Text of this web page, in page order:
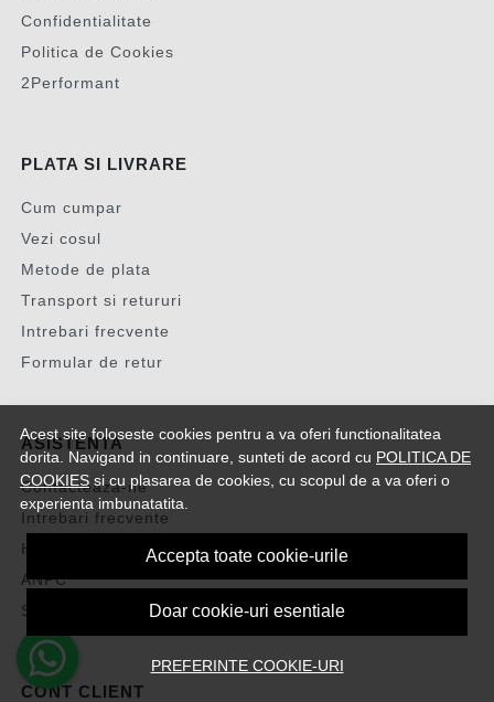
Acest site foloseste cookies pentru a va oferi functionalitatea
dorita. Navigand in continuare, sunteti de acord cu POLITICA DE
COOKIES si cu plasarea de cookies, cu scopul de a va oferi o
experienta imbunatatita.
Accepta toate cookie-urile
Doar cookie-uri esentiale
PREFERINTE COOKIE-URI
Confidentialitate
Politica de Cookies
2Performant
PLATA SI LIVRARE
Cum cumpar
Vezi cosul
Metode de plata
Transport si retururi
Intrebari frecvente
Formular de retur
ASISTENTA
Contacteaza-ne
Intrebari frecvente
Harta site
ANPC
Solutionarea litigiilor
CONT CLIENT